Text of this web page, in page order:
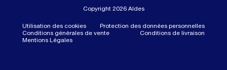
Copyright 2026 Aldes
Utilisation des cookies
Protection des données personnelles
Conditions générales de vente
Conditions de livraison
Mentions Légales